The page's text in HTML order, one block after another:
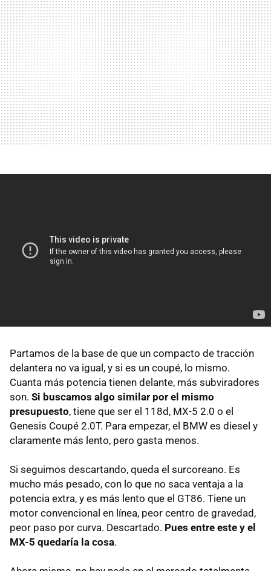
Partamos de la base de que un compacto de tracción
delantera no va igual, y si es un coupé, lo mismo.
Cuanta más potencia tienen delante, más subviradores
son. Si buscamos algo similar por el mismo
presupuesto, tiene que ser el 118d, MX-5 2.0 o el
Genesis Coupé 2.0T. Para empezar, el BMW es diesel y
claramente más lento, pero gasta menos.
Si seguimos descartando, queda el surcoreano. Es
mucho más pesado, con lo que no saca ventaja a la
potencia extra, y es más lento que el GT86. Tiene un
motor convencional en línea, peor centro de gravedad,
peor paso por curva. Descartado. Pues entre este y el
MX-5 quedaría la cosa.